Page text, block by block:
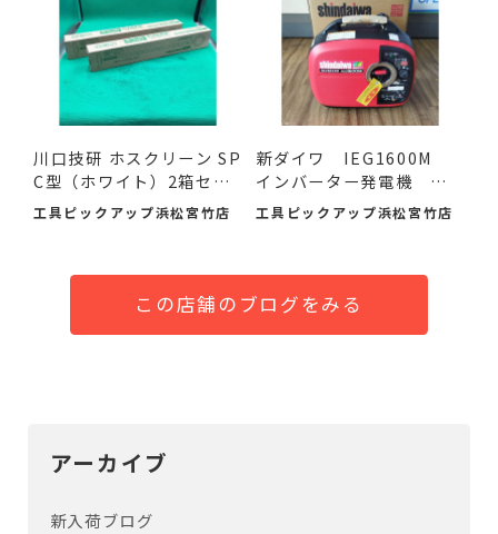
川口技研 ホスクリーン SP
C型（ホワイト）2箱セ
ッ...
工具ピックアップ浜松宮竹店
新ダイワ IEG1600M
インバーター発電機 入
荷し...
工具ピックアップ浜松宮竹店
この店舗のブログをみる
アーカイブ
新入荷ブログ